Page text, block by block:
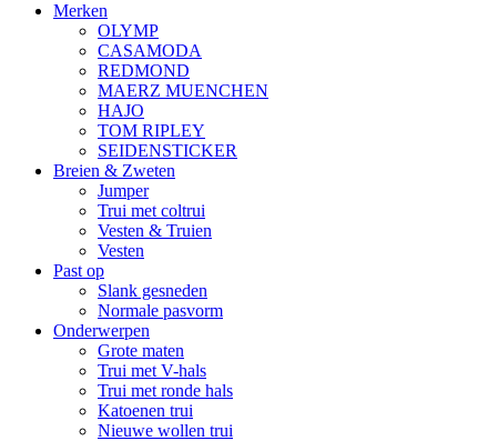
Merken
OLYMP
CASAMODA
REDMOND
MAERZ MUENCHEN
HAJO
TOM RIPLEY
SEIDENSTICKER
Breien & Zweten
Jumper
Trui met coltrui
Vesten & Truien
Vesten
Past op
Slank gesneden
Normale pasvorm
Onderwerpen
Grote maten
Trui met V-hals
Trui met ronde hals
Katoenen trui
Nieuwe wollen trui